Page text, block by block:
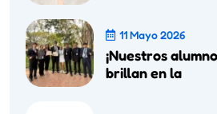
11 Mayo 2026
¡Nuestros
brillan en la